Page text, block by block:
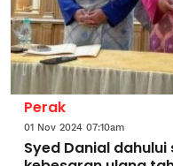
Perak
01 Nov 2024 07:10am
Syed Danial